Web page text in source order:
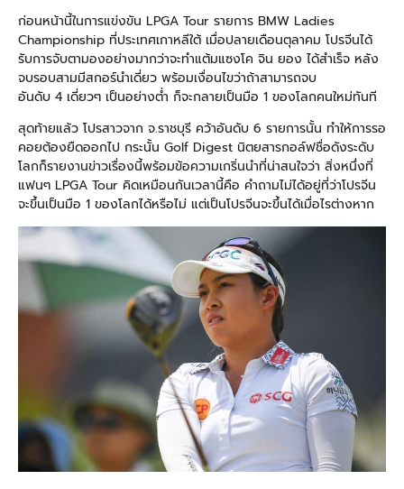
ก่อนหน้านี้ในการแข่งขัน LPGA Tour รายการ BMW Ladies
Championship ที่ประเทศเกาหลีใต้ เมื่อปลายเดือนตุลาคม โปรจีนได้
รับการจับตามองอย่างมากว่าจะทำแต้มแซงโค จิน ยอง ได้สำเร็จ หลัง
จบรอบสามมีสกอร์นำเดี่ยว พร้อมเงื่อนไขว่าถ้าสามารถจบ
อันดับ 4 เดี่ยวๆ เป็นอย่างต่ำ ก็จะกลายเป็นมือ 1 ของโลกคนใหม่ทันที
สุดท้ายแล้ว โปรสาวจาก จ.ราชบุรี คว้าอันดับ 6 รายการนั้น ทำให้การรอ
คอยต้องยืดออกไป กระนั้น Golf Digest นิตยสารกอล์ฟชื่อดังระดับ
โลกก็รายงานข่าวเรื่องนี้พร้อมข้อความเกริ่นนำที่น่าสนใจว่า สิ่งหนึ่งที่
แฟนๆ LPGA Tour คิดเหมือนกันเวลานี้คือ คำถามไม่ได้อยู่ที่ว่าโปรจีน
จะขึ้นเป็นมือ 1 ของโลกได้หรือไม่ แต่เป็นโปรจีนจะขึ้นได้เมื่อไรต่างหาก